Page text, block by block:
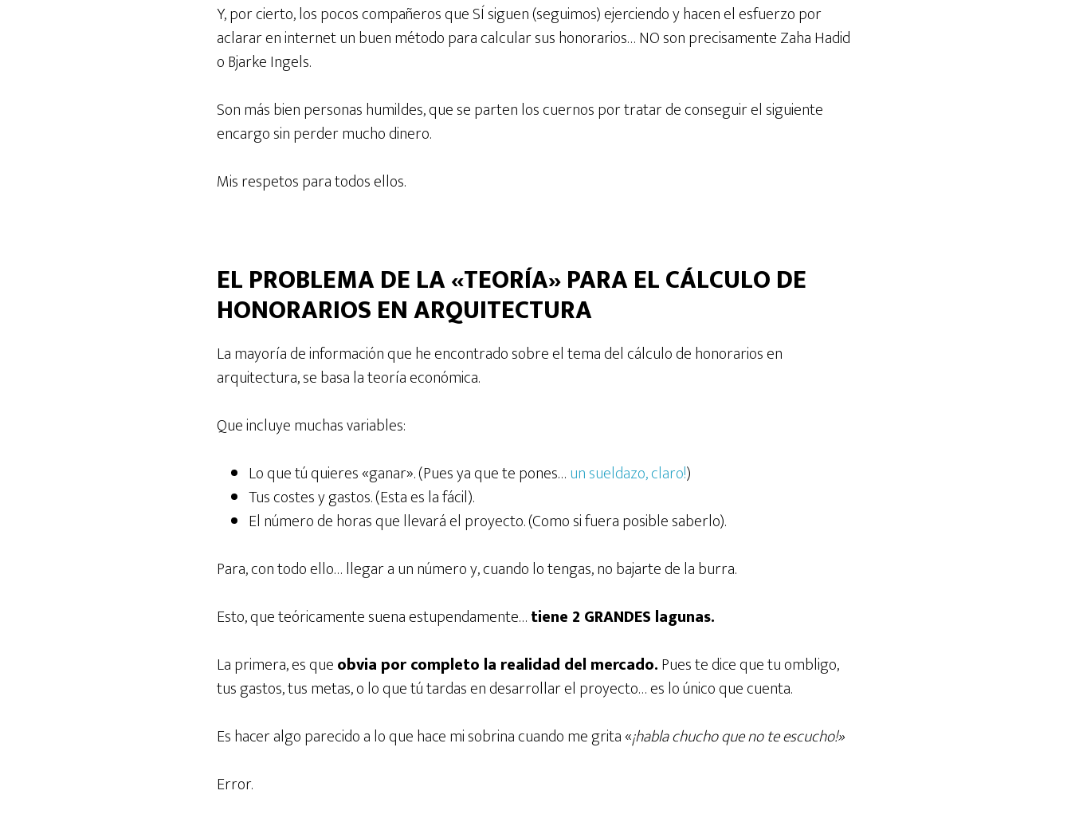
Y, por cierto, los pocos compañeros que SÍ siguen (seguimos) ejerciendo y hacen el esfuerzo por
aclarar en internet un buen método para calcular sus honorarios… NO son precisamente Zaha Hadid
o Bjarke Ingels.
Son más bien personas humildes, que se parten los cuernos por tratar de conseguir el siguiente
encargo sin perder mucho dinero.
Mis respetos para todos ellos.
EL PROBLEMA DE LA «TEORÍA» PARA EL CÁLCULO DE
HONORARIOS EN ARQUITECTURA
La mayoría de información que he encontrado sobre el tema del cálculo de honorarios en
arquitectura, se basa la teoría económica.
Que incluye muchas variables:
Lo que tú quieres «ganar». (Pues ya que te pones…un sueldazo, claro!)
Tus costes y gastos. (Esta es la fácil).
El número de horas que llevará el proyecto. (Como si fuera posible saberlo).
Para, con todo ello… llegar a un número y, cuando lo tengas, no bajarte de la burra.
Esto, que teóricamente suena estupendamente…tiene 2 GRANDES lagunas.
La primera, es queobvia por completo la realidad del mercado.Pues te dice que tu ombligo,
tus gastos, tus metas, o lo que tú tardas en desarrollar el proyecto… es lo único que cuenta.
Es hacer algo parecido a lo que hace mi sobrina cuando me grita «¡habla chucho que no te escucho!»
Error.